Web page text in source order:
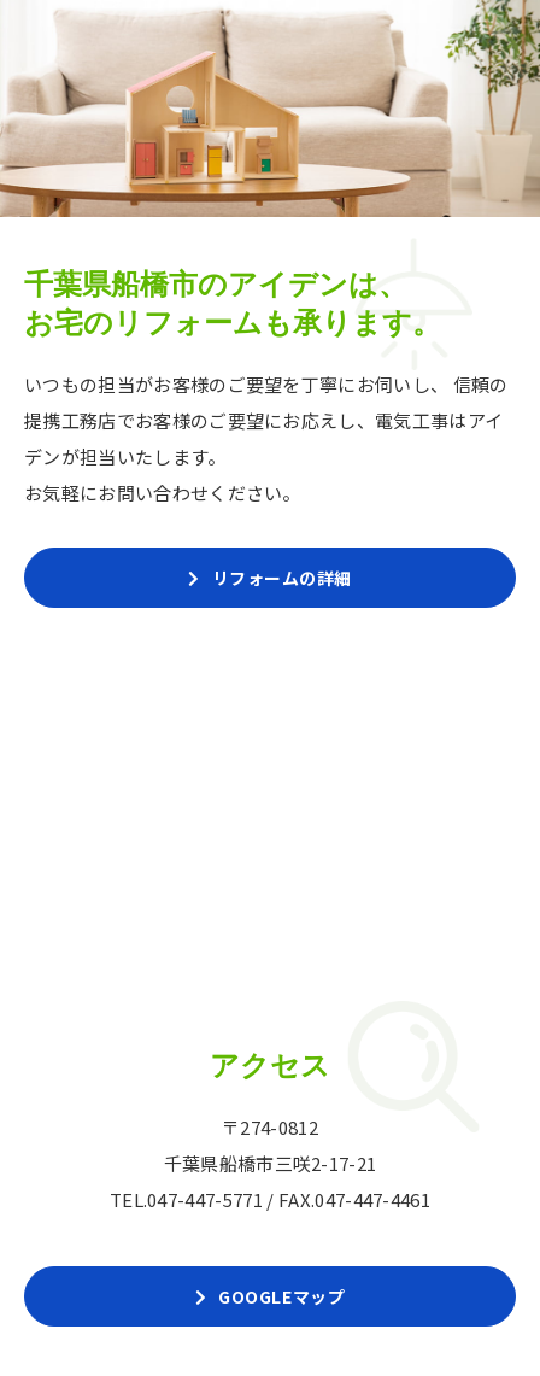
千葉県船橋市のアイデンは、
お宅のリフォームも承ります。
いつもの担当がお客様のご要望を丁寧にお伺いし、
信頼の
提携工務店でお客様のご要望にお応えし、 電気工事はアイ
デンが担当いたします。
お気軽にお問い合わせください。
リフォームの詳細
アクセス
〒274-0812
千葉県船橋市三咲2-17-21
TEL.047-447-5771 / FAX.047-447-4461
GOOGLEマップ